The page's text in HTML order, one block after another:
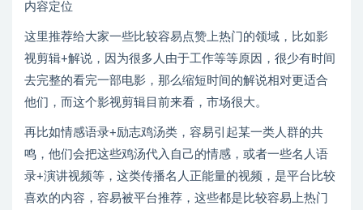
内容定位
这里推荐给大家一些比较容易点赞上热门的领域，比如影
视剪辑+解说，因为很多人由于工作等等原因，很少有时间
去完整的看完一部电影，那么缩短时间的解说相对更适合
他们，而这个影视剪辑目前来看，市场很大。
再比如情感语录+励志鸡汤类，容易引起某一类人群的共
鸣，他们会把这些鸡汤代入自己的情感，或者一些名人语
录+演讲视频等，这类传播名人正能量的视频，是平台比较
喜欢的内容，容易被平台推荐，这些都是比较容易上热门